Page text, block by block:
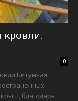
кровли:
0
благодаря